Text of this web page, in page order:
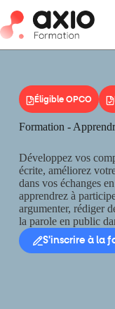
Éligible OPCO
Formation -
Développez vos
écrite, améliorez
dans vos échanges
apprendrez à
argumenter, rédiger
la parole en public
S'inscrire à la